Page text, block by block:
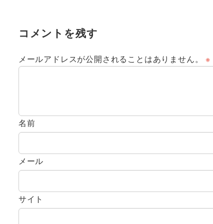
コメントを残す
メールアドレスが公開されることはありません。 ※
名前
メール
サイト